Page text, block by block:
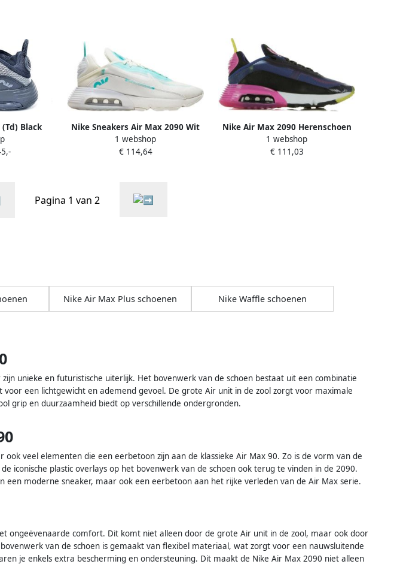
Black
Black
001
Nike Sneakers Air Max 2090 Wit
Heren
1 webshop
€ 114,64
Nike Air Max 2090 Herenschoen
Blauw
1 webshop
€ 111,03
Pagina 1 van 2
Nike Air Max Plus schoenen Nike Waffle schoenen
unieke en futuristische uiterlijk. Het bovenwerk van de schoen bestaat uit een combinatie
een lichtgewicht en ademend gevoel. De grote Air unit in de zool zorgt voor maximale
grip en duurzaamheid biedt op verschillende ondergronden.
veel elementen die een eerbetoon zijn aan de klassieke Air Max 90. Zo is de vorm van de
iconische plastic overlays op het bovenwerk van de schoen ook terug te vinden in de 2090.
een moderne sneaker, maar ook een eerbetoon aan het rijke verleden van de Air Max serie.
ongeëvenaarde comfort. Dit komt niet alleen door de grote Air unit in de zool, maar ook door
van de schoen is gemaakt van flexibel materiaal, wat zorgt voor een nauwsluitende
je enkels extra bescherming en ondersteuning. Dit maakt de Nike Air Max 2090 niet alleen